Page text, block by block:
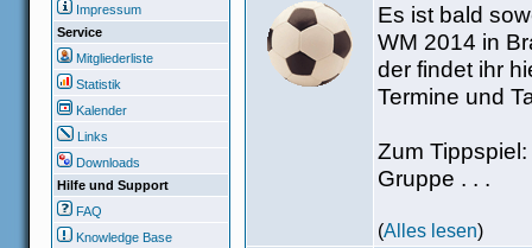
Impressum
Service
Mitgliederliste
Statistik
Kalender
Links
Downloads
Hilfe und Support
FAQ
Knowledge Base
Es ist bald
WM 2014 in
der findet ihr
Termine und
Zum
Gruppe . . .
(Alles lesen)